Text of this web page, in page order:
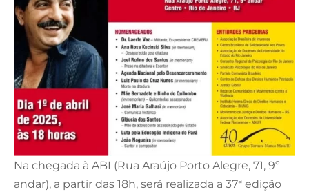
Na chegada à ABI (Rua Araújo Porto Alegre, 71, 9º
andar), a partir das 18h, será realizada a 37ª edição